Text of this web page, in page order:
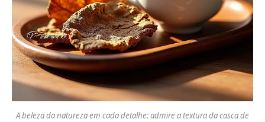
A beleza da natureza em cada detalhe: admire a textura da casca de